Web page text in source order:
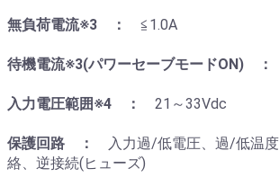
無負荷電流※3 ： ≦1.0A
待機電流※3(パワーセーブモードON) ：
入力電圧範囲※4 ： 21～33Vdc
保護回路 ：
入力過/低電圧、過/低温
絡、逆接続(ヒューズ)